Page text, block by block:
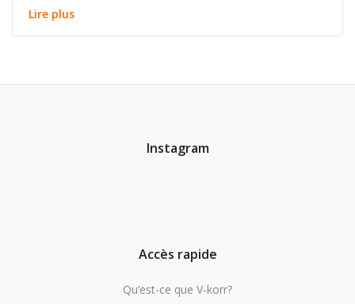
Lire plus
Instagram
Accès rapide
Qu’est-ce que V-korr?